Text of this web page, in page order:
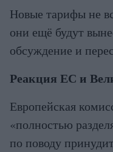
Новые тарифы не
они ещё будут
обсуждение и
Реакция ЕС и
Европейская
«полностью
по поводу